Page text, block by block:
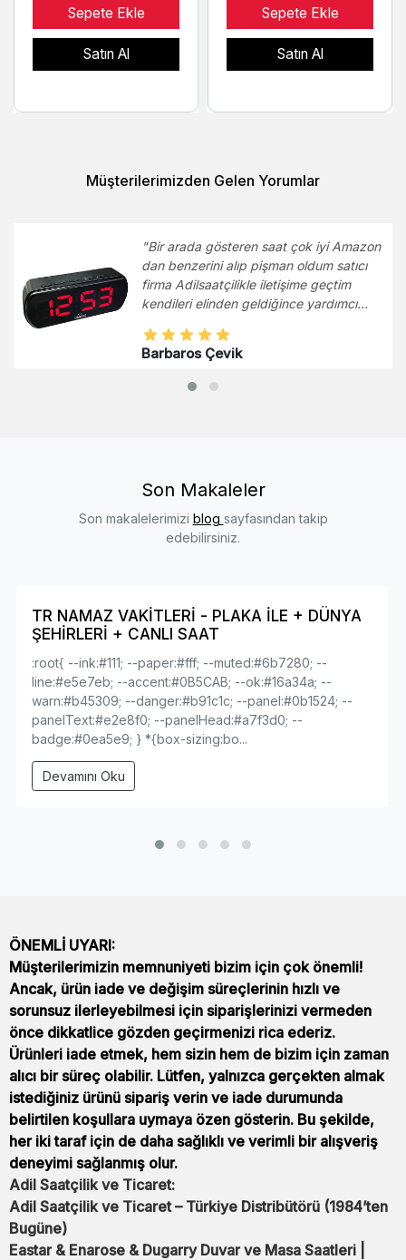
Sepete Ekle
Satın Al
Sepete Ekle
Satın Al
Müşterilerimizden Gelen Yorumlar
"Bir arada gösteren saat çok iyi Amazon
dan benzerini alıp pişman oldum satıcı
firma Adilsaatçilikle iletişime geçtim
kendileri elinden geldiğince yardımcı
çok popüler bir saatti çok sevdi bu
fiyatta ve kalite bakımından hak ediyor.
Elektrik kesilmesinde de ayarını
Barbaros Çevik
Son Makaleler
Son makalelerimizi blog sayfasından takip
edebilirsiniz.
TR NAMAZ VAKİTLERİ - PLAKA İLE + DÜNYA
ŞEHİRLERİ + CANLI SAAT
:root{ --ink:#111; --paper:#fff; --muted:#6b7280; --
line:#e5e7eb; --accent:#0B5CAB; --ok:#16a34a; --
warn:#b45309; --danger:#b91c1c; --panel:#0b1524; --
panelText:#e2e8f0; --panelHead:#a7f3d0; --
badge:#0ea5e9; } *{box-sizing:bo...
Devamını Oku
ÖNEMLİ UYARI:
Müşterilerimizin memnuniyeti bizim için çok önemli!
Ancak, ürün iade ve değişim süreçlerinin hızlı ve
sorunsuz ilerleyebilmesi için siparişlerinizi vermeden
önce dikkatlice gözden geçirmenizi rica ederiz.
Ürünleri iade etmek, hem sizin hem de bizim için zaman
alıcı bir süreç olabilir. Lütfen, yalnızca gerçekten almak
istediğiniz ürünü sipariş verin ve iade durumunda
belirtilen koşullara uymaya özen gösterin. Bu şekilde,
her iki taraf için de daha sağlıklı ve verimli bir alışveriş
deneyimi sağlanmış olur.
Adil Saatçilik ve Ticaret:
Adil Saatçilik ve Ticaret – Türkiye Distribütörü (1984’ten
Bugüne)
Eastar & Enarose & Dugarry Duvar ve Masa Saatleri |